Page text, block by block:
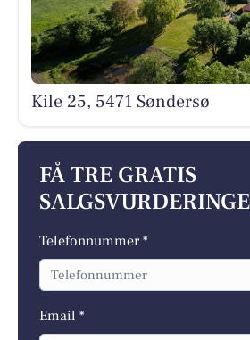
Kile 25, 5471 Søndersø
FÅ TRE GRATIS
Telefonnummer *
Email *